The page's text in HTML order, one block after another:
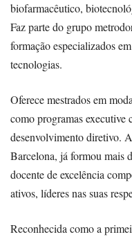
biofarmacêutico,
Faz parte do grupo
formação especializados
tecnologias.
Oferece mestrados em
como programas
desenvolvimento diretivo.
Barcelona, já formou mais
docente de excelência
ativos, líderes nas suas
Reconhecida como a